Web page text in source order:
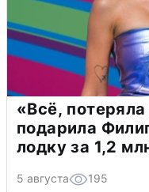
«Всё,
подарила
лодку за 1,2
5 августа 195